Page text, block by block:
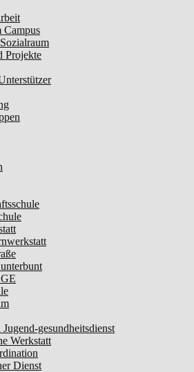
Campus
Projekte
gesundheitsdienst
Werkstatt
Dienst